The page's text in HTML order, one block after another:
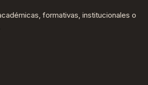
formativas, institucionales o